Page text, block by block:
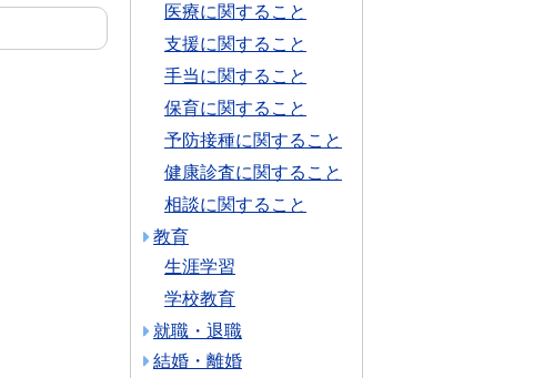
医療に関すること
支援に関すること
手当に関すること
保育に関すること
予防接種に関すること
健康診査に関すること
相談に関すること
教育
生涯学習
学校教育
就職・退職
結婚・離婚